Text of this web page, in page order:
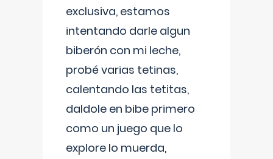
exclusiva, estamos
intentando darle algun
biberón con mi leche,
probé varias tetinas,
calentando las tetitas,
daldole en bibe primero
como un juego que lo
explore lo muerda,